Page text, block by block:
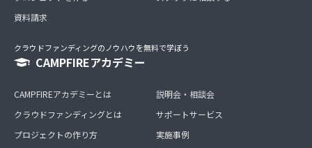
資料請求
クラウドファンディングのノウハウを無料で学ぼう
CAMPFIREアカデミー
CAMPFIREアカデミーとは
クラウドファンディングとは
プロジェクトの作り方
説明会・相談会
サポートサービス
実施事例